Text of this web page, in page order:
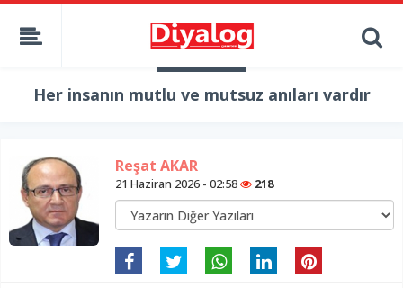
Her insanın mutlu ve mutsuz anıları vardır
Reşat AKAR
21 Haziran 2026 - 02:58 218